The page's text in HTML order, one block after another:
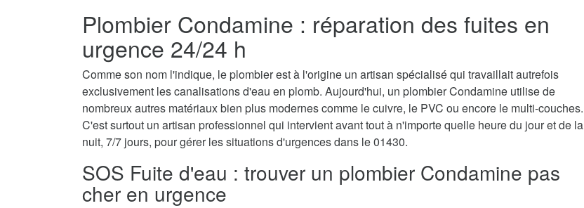
Plombier Condamine : réparation des fuites en
urgence 24/24 h
Comme son nom l'indique, le plombier est à l'origine un artisan spécialisé qui travaillait autrefois
exclusivement les canalisations d'eau en plomb. Aujourd'hui, un plombier Condamine utilise de
nombreux autres matériaux bien plus modernes comme le cuivre, le PVC ou encore le multi-couches.
C'est surtout un artisan professionnel qui intervient avant tout à n'importe quelle heure du jour et de la
nuit, 7/7 jours, pour gérer les situations d'urgences dans le 01430.
SOS Fuite d'eau : trouver un plombier Condamine pas
cher en urgence